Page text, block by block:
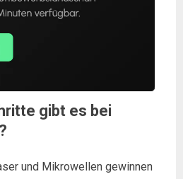
gibt es bei
und Mikrowellen gewinnen